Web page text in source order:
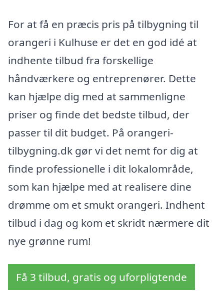
For at få en præcis pris på tilbygning til
orangeri i Kulhuse er det en god idé at
indhente tilbud fra forskellige
håndværkere og entreprenører. Dette
kan hjælpe dig med at sammenligne
priser og finde det bedste tilbud, der
passer til dit budget. På orangeri-
tilbygning.dk gør vi det nemt for dig at
finde professionelle i dit lokalområde,
som kan hjælpe med at realisere dine
drømme om et smukt orangeri. Indhent
tilbud i dag og kom et skridt nærmere dit
nye grønne rum!
Få 3 tilbud, gratis og uforpligtende